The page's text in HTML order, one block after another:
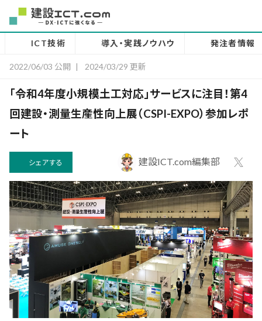
ICT技術 導入・実践ノウハウ 発注者情報
2022/06/03 公開 | 2024/03/29 更新
「令和4年度小規模土工対応」サービスに注目！第4
回建設・測量生産性向上展（CSPI-EXPO）参加レポ
ート
シェアする 建設ICT.com編集部